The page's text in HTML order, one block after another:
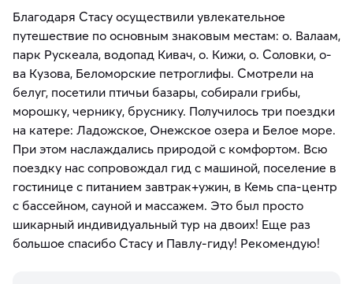
Благодаря Стасу осуществили увлекательное
путешествие по основным знаковым местам: о. Валаам,
парк Рускеала, водопад Кивач, о. Кижи, о. Соловки, о-
ва Кузова, Беломорские петроглифы. Смотрели на
белуг, посетили птичьи базары, собирали грибы,
морошку, чернику, бруснику. Получилось три поездки
на катере: Ладожское, Онежское озера и Белое море.
При этом наслаждались природой с комфортом. Всю
поездку нас сопровождал гид с машиной, поселение в
гостинице с питанием завтрак+ужин, в Кемь спа-центр
с бассейном, сауной и массажем. Это был просто
шикарный индивидуальный тур на двоих! Еще раз
большое спасибо Стасу и Павлу-гиду! Рекомендую!